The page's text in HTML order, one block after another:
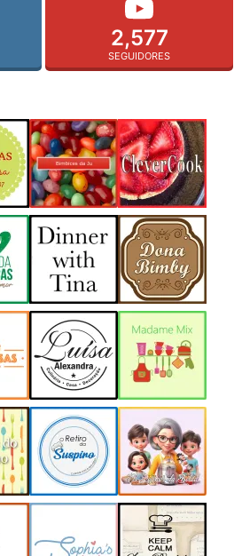
2,577
SEGUIDORES